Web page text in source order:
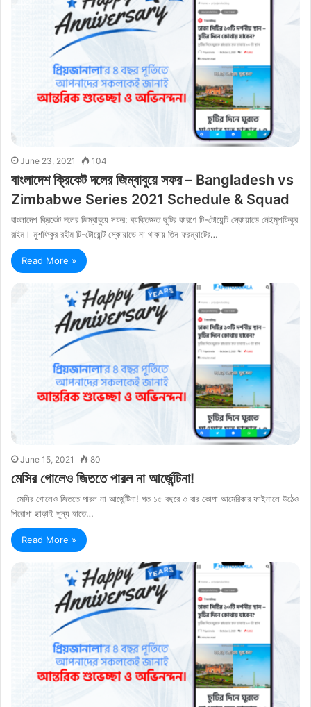
June 23, 2021 104
বাংলাদেশ ক্রিকেট দলের জিম্বাবুয়ে সফর – Bangladesh vs
Zimbabwe Series 2021 Schedule & Squad
বাংলাদেশ ক্রিকেট দলের জিম্বাবুয়ে সফর: ব্যক্তিজ্ঞত ছুটির কারণে টি-টোয়েন্টি স্কোয়াডে নেইমুশফিকুর
রহিম। মুশফিকুর রহীম টি-টোয়েন্টি স্কোয়াডে না থাকায় তিন ফরম্যাটের…
Read More »
June 15, 2021 80
মেসির গোলেও জিততে পারল না আর্জেন্টিনা!
মেসির গোলেও জিততে পারল না আর্জেন্টিনা! গত ১৫ বছরে ৩ বার কোপা আমেরিকার ফাইনালে উঠেও
শিরোপা ছাড়াই শূন্য হাতে…
Read More »